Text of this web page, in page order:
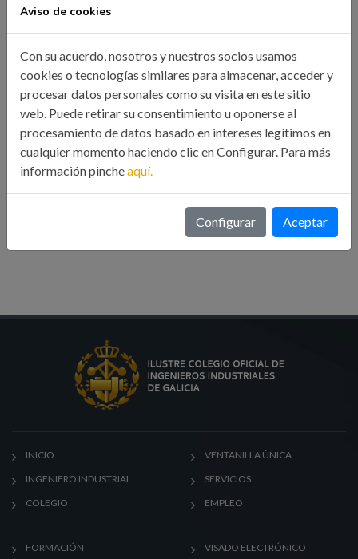
CATEGORÍAS
Colegio
Eventos
INICIO
INGENIERO INDUSTRIAL
COLEGIO
VENTANILLA ÚNICA
SERVICIOS
EMPLEO
FORMACIÓN VISADO ELECTRÓNICO
Aviso de cookies
Con su acuerdo, nosotros y nuestros socios usamos
cookies o tecnologías similares para almacenar, acceder y
procesar datos personales como su visita en este sitio
web. Puede retirar su consentimiento u oponerse al
procesamiento de datos basado en intereses legítimos en
cualquier momento haciendo clic en Configurar. Para más
información pincheaquí.
Configurar Aceptar